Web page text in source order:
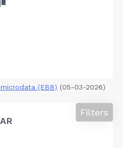
(EBB) (05-03-2026)
Filters